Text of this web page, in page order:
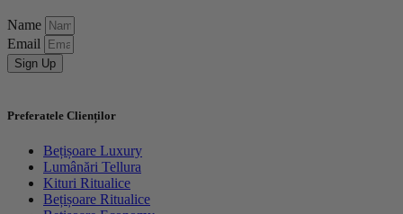
Name
Email
Sign Up
Preferatele Clienților
Bețișoare Luxury
Lumânări Tellura
Kituri Ritualice
Bețișoare Ritualice